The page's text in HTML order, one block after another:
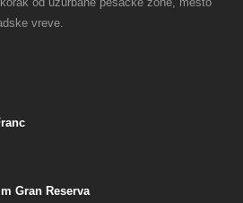
vreve.
Gran Reserva